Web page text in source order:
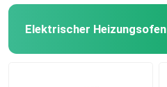
Elektrischer Heizungsofen